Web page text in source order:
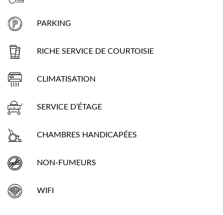
PARKING
RICHE SERVICE DE COURTOISIE
CLIMATISATION
SERVICE D’ÉTAGE
CHAMBRES HANDICAPÉES
NON-FUMEURS
WIFI